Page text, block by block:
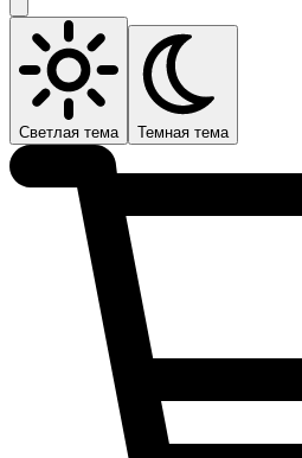
Светлая тема Темная тема